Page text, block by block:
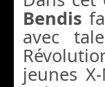
Bendis
avec
jeunes